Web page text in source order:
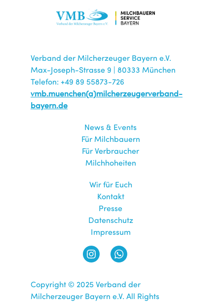
Verband der Milcherzeuger Bayern e.V.
Max-Joseph-Strasse 9 | 80333 München
Telefon: +49 89 55873-726
vmb.muenchen(a)milcherzeugerverband-
bayern.de
News & Events
Für Milchbauern
Für Verbraucher
Milchhoheiten
Wir für Euch
Kontakt
Presse
Datenschutz
Impressum
Copyright © 2025 Verband der
Milcherzeuger Bayern e.V. All Rights